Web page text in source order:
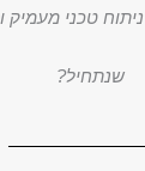
ניתוח טכני מעמיק
שנתחיל?